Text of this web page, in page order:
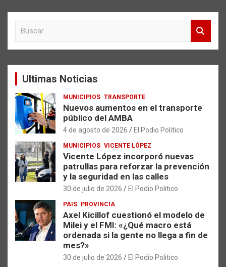
a
Ultimas Noticias
MUNICIPIOS TRANSPORTE
Nuevos aumentos en el transporte
público del AMBA
4 de agosto de 2026 El Podio Politico
MUNICIPIOS VICENTE LÓPEZ
Vicente López incorporó nuevas
patrullas para reforzar la prevención
y la seguridad en las calles
30 de julio de 2026 El Podio Politico
PAIS PROVINCIA
Axel Kicillof cuestionó el modelo de
Milei y el FMI: «¿Qué macro está
ordenada si la gente no llega a fin de
mes?»
30 de julio de 2026 El Podio Politico